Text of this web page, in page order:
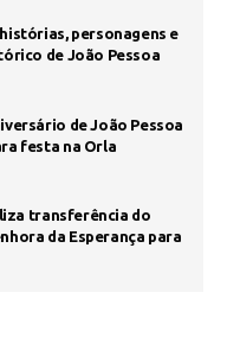
personagens e
de João Pessoa
de João Pessoa
festa na Orla
transferência do
da Esperança para